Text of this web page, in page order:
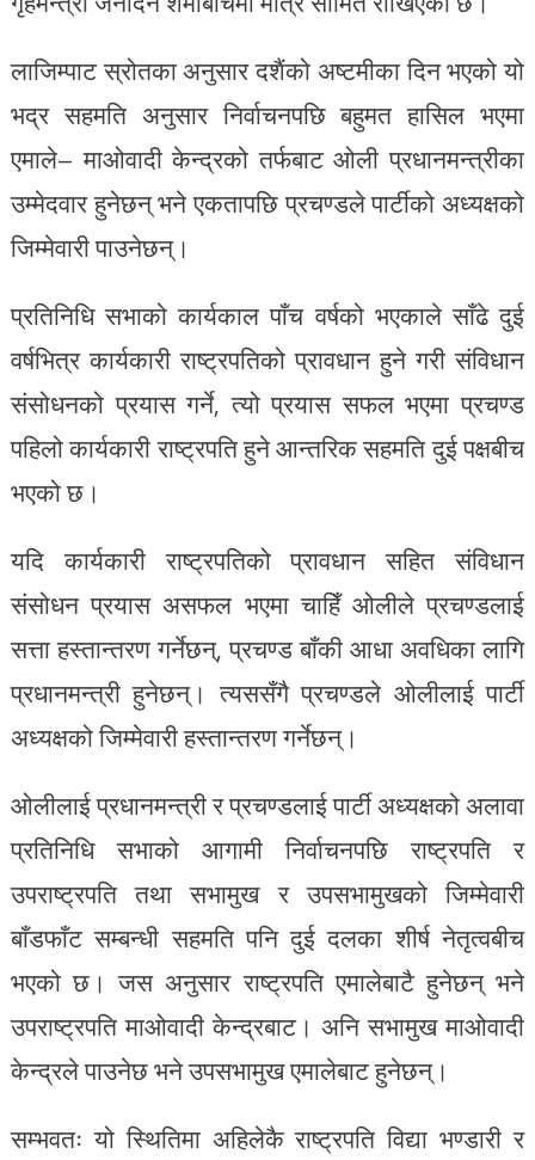
लाजिम्पाट स्रोतका अनुसार दशैंको अष्टमीका दिन भएको यो
भद्र सहमति अनुसार निर्वाचनपछि बहुमत हासिल भएमा
एमाले– माओवादी केन्द्रको तर्फबाट ओली प्रधानमन्त्रीका
उम्मेदवार हुनेछन् भने एकतापछि प्रचण्डले पार्टीको अध्यक्षको
जिम्मेवारी पाउनेछन्।
प्रतिनिधि सभाको कार्यकाल पाँच वर्षको भएकाले साँढे दुई
वर्षभित्र कार्यकारी राष्ट्रपतिको प्रावधान हुने गरी संविधान
संसोधनको प्रयास गर्ने, त्यो प्रयास सफल भएमा प्रचण्ड
पहिलो कार्यकारी राष्ट्रपति हुने आन्तरिक सहमति दुई पक्षबीच
भएको छ।
यदि कार्यकारी राष्ट्रपतिको प्रावधान सहित संविधान
संसोधन प्रयास असफल भएमा चाहिँ ओलीले प्रचण्डलाई
सत्ता हस्तान्तरण गर्नेछन्, प्रचण्ड बाँकी आधा अवधिका लागि
प्रधानमन्त्री हुनेछन्। त्यससँगै प्रचण्डले ओलीलाई पार्टी
अध्यक्षको जिम्मेवारी हस्तान्तरण गर्नेछन्।
ओलीलाई प्रधानमन्त्री र प्रचण्डलाई पार्टी अध्यक्षको अलावा
प्रतिनिधि सभाको आगामी निर्वाचनपछि राष्ट्रपति र
उपराष्ट्रपति तथा सभामुख र उपसभामुखको जिम्मेवारी
बाँडफाँट सम्बन्धी सहमति पनि दुई दलका शीर्ष नेतृत्वबीच
भएको छ। जस अनुसार राष्ट्रपति एमालेबाटै हुनेछन् भने
उपराष्ट्रपति माओवादी केन्द्रबाट। अनि सभामुख माओवादी
केन्द्रले पाउनेछ भने उपसभामुख एमालेबाट हुनेछन्।
सम्भवतः यो स्थितिमा अहिलेकै राष्ट्रपति विद्या भण्डारी र